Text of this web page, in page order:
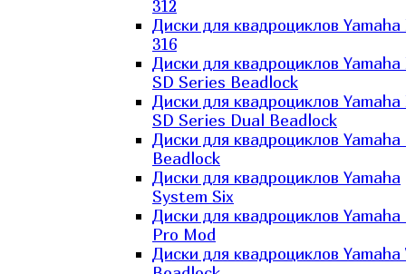
312
Диски для квадроциклов
316
Диски для квадроциклов
SD Series Beadlock
Диски для квадроциклов
SD Series Dual Beadlock
Диски для квадроциклов Yamaha
Beadlock
Диски для квадроциклов Yamaha
System Six
Диски для квадроциклов Yamaha
Pro Mod
Диски для квадроциклов Yamaha